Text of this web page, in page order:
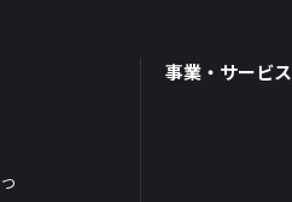
事業・サービス